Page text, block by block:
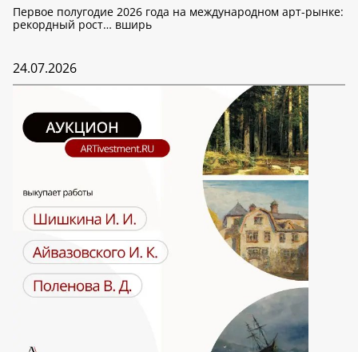
Первое полугодие 2026 года на международном арт-рынке:
рекордный рост… вширь
24.07.2026